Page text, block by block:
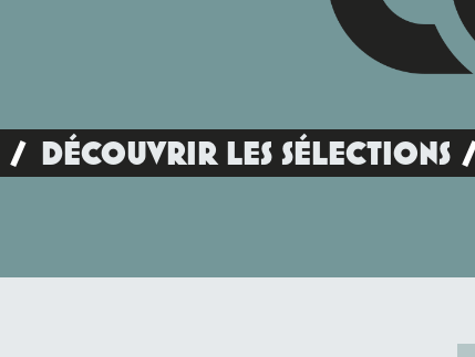
DÉCOUVRIR LES SÉLECTIONS